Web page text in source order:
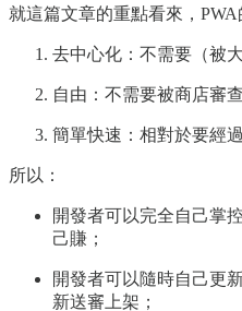
就這篇文章的重點看來，PWA
去中心化：不需要（被
自由：不需要被商店審
簡單快速：相對於要經
所以：
開發者可以完全自己掌
己賺；
開發者可以隨時自己更
新送審上架；